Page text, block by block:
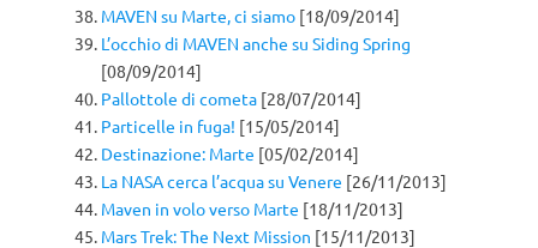
MAVEN su Marte, ci siamo [18/09/2014]
L’occhio di MAVEN anche su Siding Spring
[08/09/2014]
Pallottole di cometa [28/07/2014]
Particelle in fuga! [15/05/2014]
Destinazione: Marte [05/02/2014]
La NASA cerca l’acqua su Venere [26/11/2013]
Maven in volo verso Marte [18/11/2013]
Mars Trek: The Next Mission [15/11/2013]